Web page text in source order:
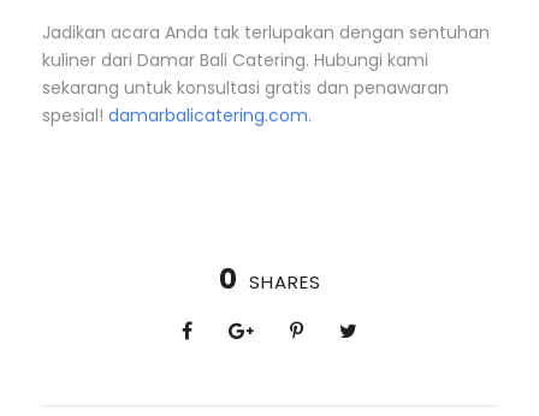
Jadikan acara Anda tak terlupakan dengan sentuhan
kuliner dari Damar Bali Catering. Hubungi kami
sekarang untuk konsultasi gratis dan penawaran
spesial! damarbalicatering.com.
0 SHARES